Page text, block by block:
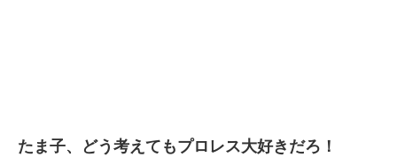
たま子、どう考えてもプロレス大好きだろ！